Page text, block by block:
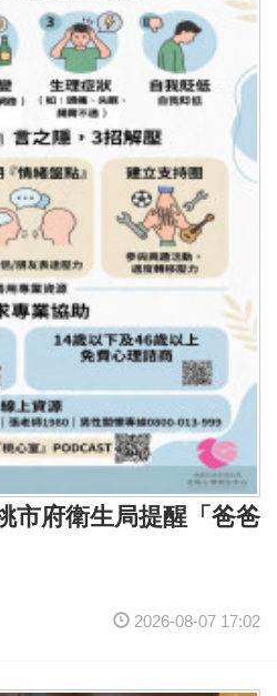
府衛生局提醒「爸爸
2026-08-07 17:02